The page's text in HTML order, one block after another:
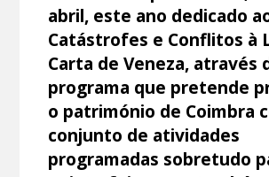
abril, este ano dedicado
Catástrofes e Conflitos à
Carta de Veneza, através
programa que pretende
o património de Coimbra
conjunto de atividades
programadas sobretudo